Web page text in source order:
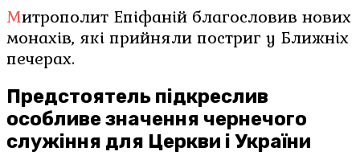
Митрополит Епіфаній благословив нових
монахів, які прийняли постриг у Ближніх
печерах.
Предстоятель підкреслив
особливе значення чернечого
служіння для Церкви і України